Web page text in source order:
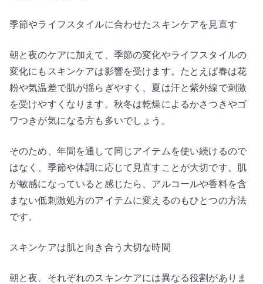
季節やライフスタイルに合わせたスキンケアを見直す
朝と夜のケアに加えて、季節の変化やライフスタイルの
変化にもスキンケアは影響を受けます。たとえば春は花
粉や気温差で肌が揺らぎやすく、夏は汗と紫外線で刺激
を受けやすくなります。秋冬は乾燥によるかさつきやゴ
ワつきが気になる方も多いでしょう。
そのため、年間を通して同じアイテムを使い続けるので
はなく、季節や体調に応じて見直すことが大切です。肌
が敏感になっていると感じたら、アルコールや香料を含
まない低刺激処方のアイテムに変えるのもひとつの方法
です。
スキンケアは肌と向き合う大切な時間
朝と夜、それぞれのスキンケアには異なる役割がありま